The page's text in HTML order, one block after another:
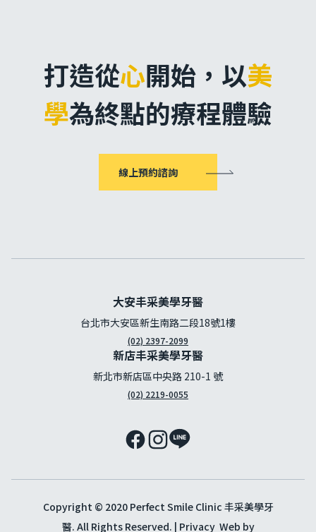
打造從心開始， 以美
學為終點的療程體驗
線上預約諮詢
大安丰采美學牙醫
台北市大安區新生南路二段18號1樓
(02) 2397-2099
新店丰采美學牙醫
新北市新店區中央路 210-1 號
(02) 2219-0055
Copyright © 2020 Perfect Smile Clinic 丰采美學牙
醫. All Rights Reserved. | PrivacyWeb by